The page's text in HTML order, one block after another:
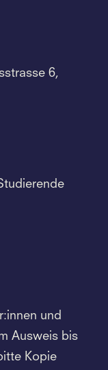
6,
und
Ausweis bis
Kopie